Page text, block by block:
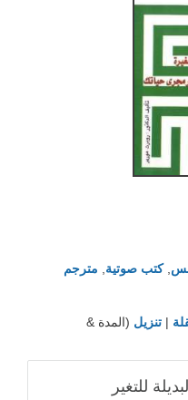
,كتب صوتية, مترجم
| تنزيل (المدة &
للتغير